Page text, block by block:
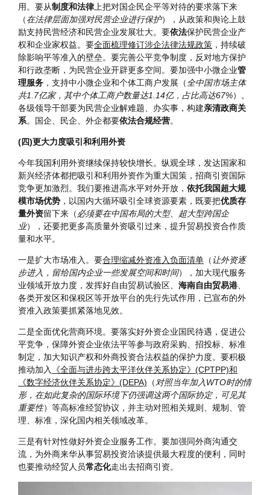
用），真正按市场化机制运营，加快建设世界一流企业。
二是优化民营企业发展环境，促进民营经济发展壮大。民营经
济对经济社会发展、就业、财政税收、科技创新等具有重要作
用。要从制度和法律上把对国企民企平等对待的要求落下来
（在法律层面加强对民营企业进行保护 ），从政策和舆论上鼓
励支持民营经济和民营企业发展壮大。要 依法 保护民营企业产
权和企业家权益。要全面梳理修订涉企法律法规政策，持续破
除影响平等准入的壁垒。要完善公平竞争制度，反对地方保护
和行政垄断，为民营企业开辟更多空间。要加强中小微企业
共1.7亿家，其中个体工商户数量达1.14亿，占比高达67%
系。国企、民企、外企都要依法合规经营。
(四)更大力度吸引和利用外资
今年我国利用外资继续保持较快增长。纵观全球，发达国家和
新兴经济体都把吸引和利用外资作为重大国策，招商引资国际
竞争更加激烈。我们要推进高水平对外开放，
依托我国超大规
量外资留下来（必须要在中国布局的大型、超大型跨国企
业），还要把更多高质量外资吸引过来，提升贸易投资合作质
量和水平。
一是扩大市场准入。要 合理缩减外资准入负面清单
业领域开放力度，发挥好自由贸易试验区、海南自由贸易港、
各类开发区和保税区等开放平台的先行先试作用，已宣布的外
资准入政策要抓紧落地见效。
二是全面优化营商环境。要落实好外资企业国民待遇，促进公
平竞争，保障外资企业依法平等参与政府采购、招投标、标准
制定，加大知识产权和外商投资合法权益的保护力度。要积极
推动加入 《全面与进步跨太平洋伙伴关系协定》(CPTPP)和
形，在如此复杂的国际环境下仍强调这两个国际协定，可见其
重要性）等高标准经贸协议，并主动对照相关规则、规制、管
理、标准，深化国内相关领域改革。